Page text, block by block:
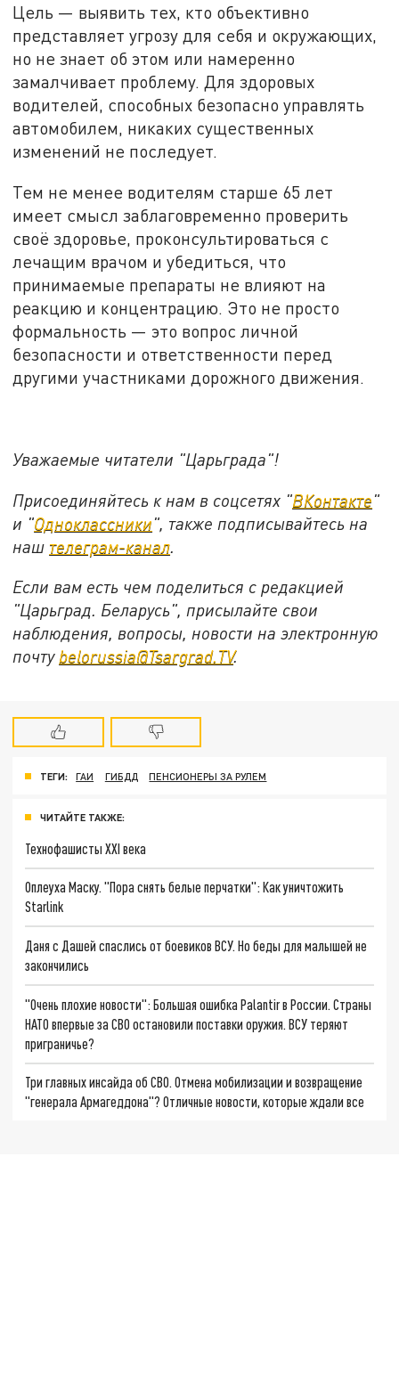
Цель — выявить тех, кто объективно
представляет угрозу для себя и окружающих,
но не знает об этом или намеренно
замалчивает проблему. Для здоровых
водителей, способных безопасно управлять
автомобилем, никаких существенных
изменений не последует.
Тем не менее водителям старше 65 лет
имеет смысл заблаговременно проверить
своё здоровье, проконсультироваться с
лечащим врачом и убедиться, что
принимаемые препараты не влияют на
реакцию и концентрацию. Это не просто
формальность — это вопрос личной
безопасности и ответственности перед
другими участниками дорожного движения.
Уважаемые читатели "Царьграда"!
Присоединяйтесь к нам в соцсетях "ВКонтакте"
и "Одноклассники", также подписывайтесь на
наш телеграм-канал.
Если вам есть чем поделиться с редакцией
"Царьград. Беларусь", присылайте свои
наблюдения, вопросы, новости на электронную
почту belorussia@Tsargrad.TV.
ТЕГИ: ГАИ ГИБДД ПЕНСИОНЕРЫ ЗА РУЛЕМ
ЧИТАЙТЕ ТАКЖЕ:
Технофашисты XXI века
Оплеуха Маску. "Пора снять белые перчатки": Как уничтожить
Starlink
Даня с Дашей спаслись от боевиков ВСУ. Но беды для малышей не
закончились
"Очень плохие новости": Большая ошибка Palantir в России. Страны
НАТО впервые за СВО остановили поставки оружия. ВСУ теряют
приграничье?
Три главных инсайда об СВО. Отмена мобилизации и возвращение
"генерала Армагеддона"? Отличные новости, которые ждали все